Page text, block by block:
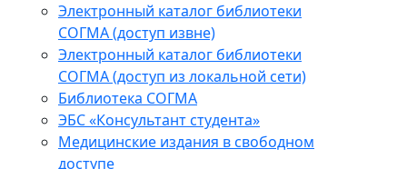
Электронный каталог библиотеки
СОГМА (доступ извне)
Электронный каталог библиотеки
СОГМА (доступ из локальной сети)
Библиотека СОГМА
ЭБС «Консультант студента»
Медицинские издания в свободном
доступе